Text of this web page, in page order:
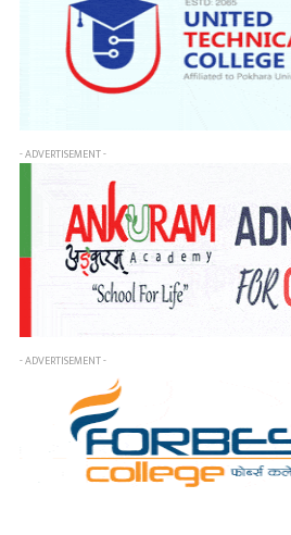
- ADVERTISEMENT -
- ADVERTISEMENT -